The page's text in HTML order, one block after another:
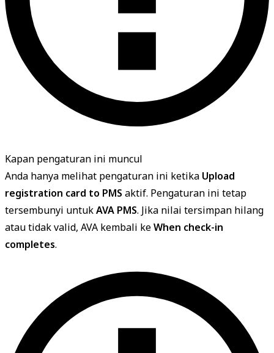
Kapan pengaturan ini muncul
Anda hanya melihat pengaturan ini ketika Upload
registration card to PMS aktif. Pengaturan ini tetap
tersembunyi untukAVA PMS. Jika nilai tersimpan hilang
atau tidak valid, AVA kembali keWhen check-in
completes.